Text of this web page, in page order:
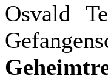
Osvald